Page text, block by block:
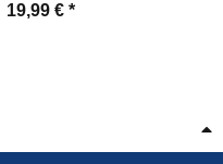
19,99 € *